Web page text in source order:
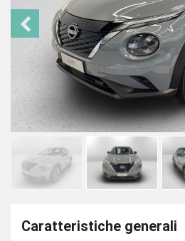
Caratteristiche generali